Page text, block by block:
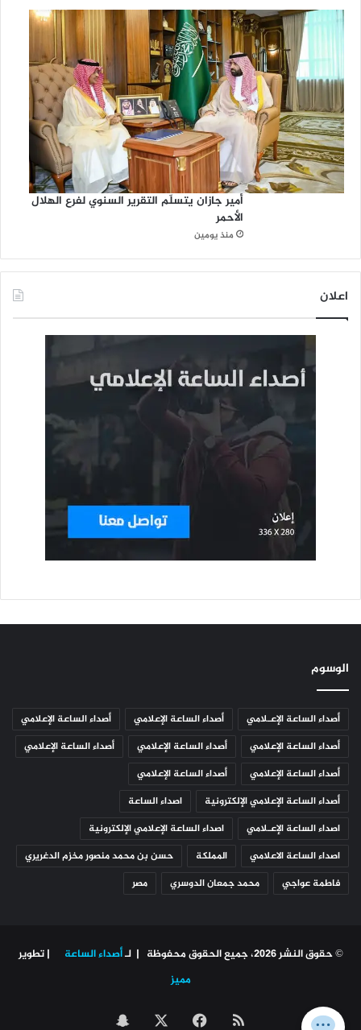
أمير جازان يتسلّم التقرير السنوي لفرع الهلال
الأحمر
منذ يومين
اعلان
الوسوم
أصداء الساعة الإعـلامي أصداء الساعة الإعلامي
أصداء الساعة الإعلامي
أصداء الساعة الإعلامي
أصداء الساعة الإعلامي
أصداء الساعة الإعلامي
أصداء الساعة الإعلامي
أصداء الساعة الإعلامي
أصداء الساعة الإعلامي الإلكترونية
اصداء الساعة
اصداء الساعة الإعـلامي
اصداء الساعة الإعلامي الإلكترونية
اصداء الساعة الاعلامي
المملكة
حسن بن محمد منصور مخزم الدغريري
فاطمة عواجي
محمد جمعان الدوسري مصر
© حقوق النشر 2026، جميع الحقوق محفوظة | لـ أصداء الساعة
| تطوير
مميز
ملخص فيسبوك